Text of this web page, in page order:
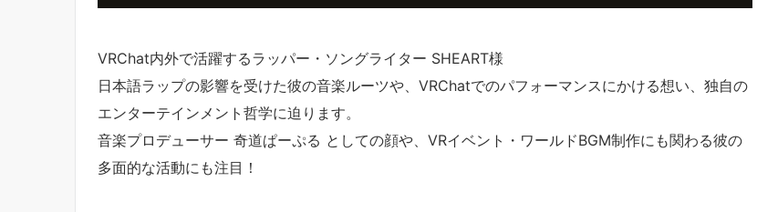
VRChat内外で活躍するラッパー・ソングライター SHEART様
日本語ラップの影響を受けた彼の音楽ルーツや、VRChatでのパフォーマンスにかける想い、独自の
エンターテインメント哲学に迫ります。
音楽プロデューサー 奇道ぱーぷる としての顔や、VRイベント・ワールドBGM制作にも関わる彼の
多面的な活動にも注目！